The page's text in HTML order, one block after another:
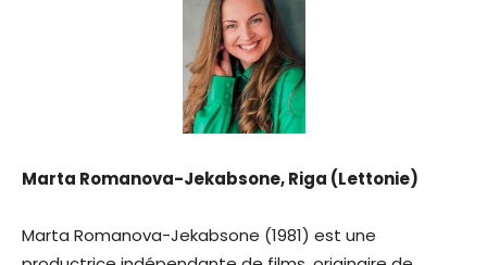
Marta Romanova-Jekabsone, Riga (Lettonie)
Marta Romanova-Jekabsone (1981) est une